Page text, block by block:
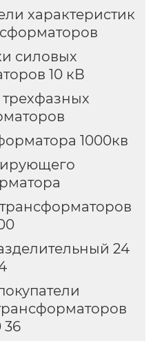
характеристик
силовых
10 кВ
1000кв
24
36